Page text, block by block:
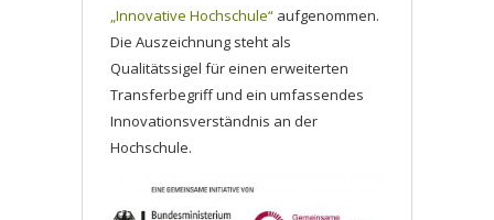
„Innovative Hochschule“ aufgenommen.
Die Auszeichnung steht als
Qualitätssigel für einen erweiterten
Transferbegriff und ein umfassendes
Innovationsverständnis an der
Hochschule.